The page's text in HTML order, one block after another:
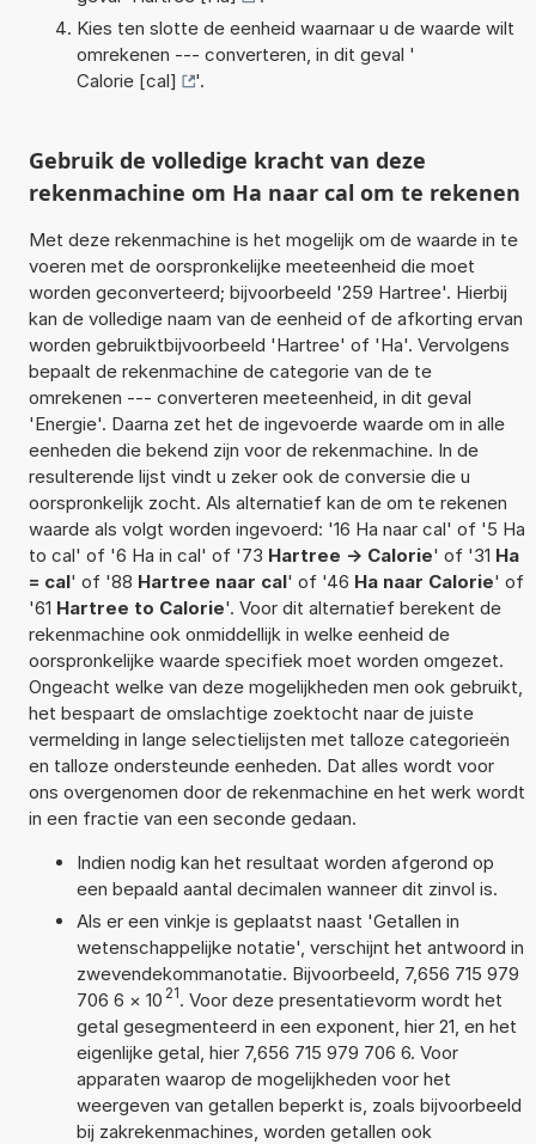
Kies ten slotte de eenheid waarnaar u de waarde wilt
omrekenen --- converteren, in dit geval '
Calorie [cal]
'.
Gebruik de volledige kracht van deze
rekenmachine om Ha naar cal om te rekenen
Met deze rekenmachine is het mogelijk om de waarde in te
voeren met de oorspronkelijke meeteenheid die moet
worden geconverteerd; bijvoorbeeld '259 Hartree'. Hierbij
kan de volledige naam van de eenheid of de afkorting ervan
worden gebruiktbijvoorbeeld 'Hartree' of 'Ha'. Vervolgens
bepaalt de rekenmachine de categorie van de te
omrekenen --- converteren meeteenheid, in dit geval
'Energie'. Daarna zet het de ingevoerde waarde om in alle
eenheden die bekend zijn voor de rekenmachine. In de
resulterende lijst vindt u zeker ook de conversie die u
oorspronkelijk zocht. Als alternatief kan de om te rekenen
waarde als volgt worden ingevoerd: '16 Ha naar cal' of '5 Ha
to cal' of '6 Ha in cal' of '73 Hartree -> Calorie' of '31 Ha
= cal' of '88 Hartree naar cal' of '46 Ha naar Calorie' of
'61 Hartree to Calorie'. Voor dit alternatief berekent de
rekenmachine ook onmiddellijk in welke eenheid de
oorspronkelijke waarde specifiek moet worden omgezet.
Ongeacht welke van deze mogelijkheden men ook gebruikt,
het bespaart de omslachtige zoektocht naar de juiste
vermelding in lange selectielijsten met talloze categorieën
en talloze ondersteunde eenheden. Dat alles wordt voor
ons overgenomen door de rekenmachine en het werk wordt
in een fractie van een seconde gedaan.
Indien nodig kan het resultaat worden afgerond op
een bepaald aantal decimalen wanneer dit zinvol is.
Als er een vinkje is geplaatst naast 'Getallen in
wetenschappelijke notatie', verschijnt het antwoord in
zwevendekommanotatie. Bijvoorbeeld, 7,656 715 979
706 6 × 10 21. Voor deze presentatievorm wordt het
getal gesegmenteerd in een exponent, hier 21, en het
eigenlijke getal, hier 7,656 715 979 706 6. Voor
apparaten waarop de mogelijkheden voor het
weergeven van getallen beperkt is, zoals bijvoorbeeld
bij zakrekenmachines, worden getallen ook